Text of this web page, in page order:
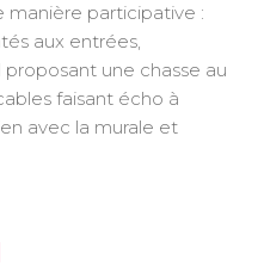
manière participative :
aux entrées,
une chasse au
faisant écho à
avec la murale et